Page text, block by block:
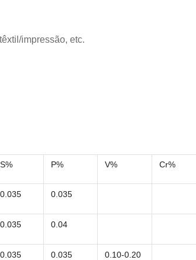
impressão, etc.
S% P% V% Cr%
0.035 0.035
0.035 0.04
0.035 0.035 0.10-0.20